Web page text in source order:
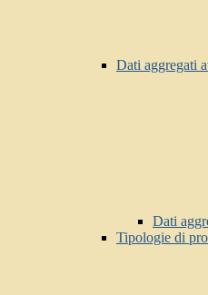
Dati aggregati
Dati
Tipologie di